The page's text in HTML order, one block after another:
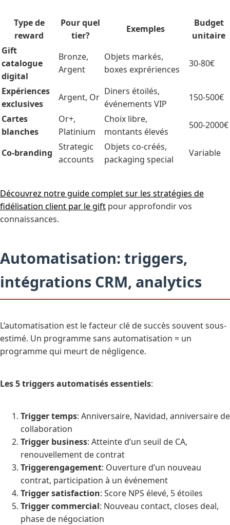
Type de
reward
Pour quel
tier?
Exemples
Budget
unitaire
Gift
catalogue
digital
Bronze,
Argent
Objets markés,
boxes exprériences
30-80€
Expériences
exclusives
Argent, Or
Diners étoilés,
événements VIP
150-500€
Cartes
blanches
Or+,
Platinium
Choix libre,
montants élevés
500-2000€
Co-branding
Strategic
accounts
Objets co-créés,
packaging special
Variable
Découvrez notre guide complet sur les stratégies de
fidélisation client par le gift pour approfondir vos
connaissances.
Automatisation: triggers,
intégrations CRM, analytics
L’automatisation est le facteur clé de succès souvent sous-
estimé. Un programme sans automatisation = un
programme qui meurt de négligence.
Les 5 triggers automatisés essentiels:
Trigger temps: Anniversaire, Navidad, anniversaire de
collaboration
Trigger business: Atteinte d’un seuil de CA,
renouvellement de contrat
Triggerengagement: Ouverture d’un nouveau
contrat, participation à un événement
Trigger satisfaction: Score NPS élevé, 5 étoiles
Trigger commercial: Nouveau contact, closes deal,
phase de négociation